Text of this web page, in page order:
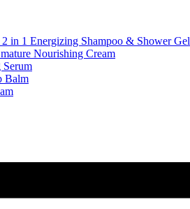
in 1 Energizing Shampoo & Shower Gel
Nourishing Cream
Balm